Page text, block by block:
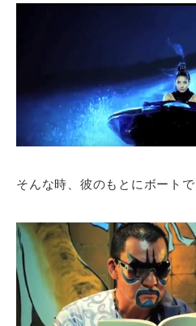
そんな時、彼のもとにボート